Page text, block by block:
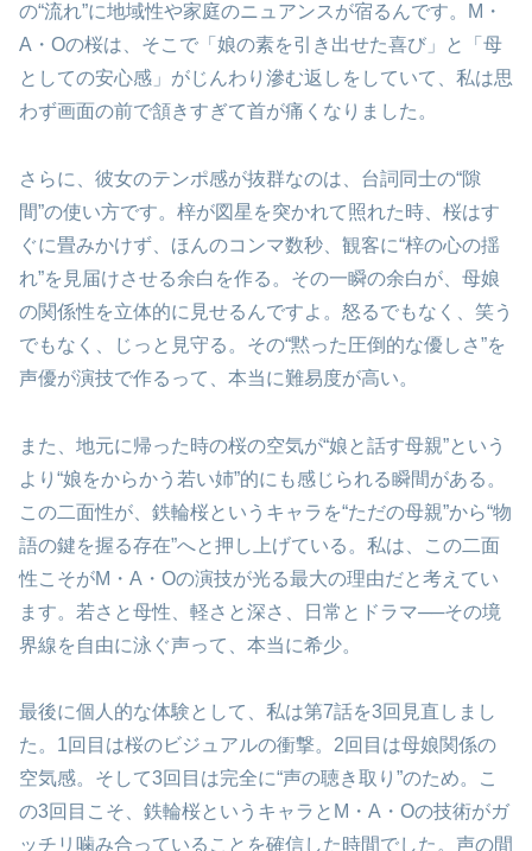
の“流れ”に地域性や家庭のニュアンスが宿るんです。M・
A・Oの桜は、そこで「娘の素を引き出せた喜び」と「母
としての安心感」がじんわり滲む返しをしていて、私は思
わず画面の前で頷きすぎて首が痛くなりました。
さらに、彼女のテンポ感が抜群なのは、台詞同士の“隙
間”の使い方です。梓が図星を突かれて照れた時、桜はす
ぐに畳みかけず、ほんのコンマ数秒、観客に“梓の心の揺
れ”を見届けさせる余白を作る。その一瞬の余白が、母娘
の関係性を立体的に見せるんですよ。怒るでもなく、笑う
でもなく、じっと見守る。その“黙った圧倒的な優しさ”を
声優が演技で作るって、本当に難易度が高い。
また、地元に帰った時の桜の空気が“娘と話す母親”という
より“娘をからかう若い姉”的にも感じられる瞬間がある。
この二面性が、鉄輪桜というキャラを“ただの母親”から“物
語の鍵を握る存在”へと押し上げている。私は、この二面
性こそがM・A・Oの演技が光る最大の理由だと考えてい
ます。若さと母性、軽さと深さ、日常とドラマ──その境
界線を自由に泳ぐ声って、本当に希少。
最後に個人的な体験として、私は第7話を3回見直しまし
た。1回目は桜のビジュアルの衝撃。2回目は母娘関係の
空気感。そして3回目は完全に“声の聴き取り”のため。こ
の3回目こそ、鉄輪桜というキャラとM・A・Oの技術がガ
ッチリ噛み合っていることを確信した時間でした。声の間